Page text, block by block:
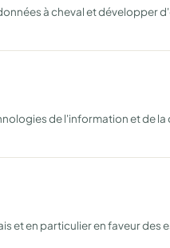
à cheval et développer
de l'information et de
et en particulier en faveur des